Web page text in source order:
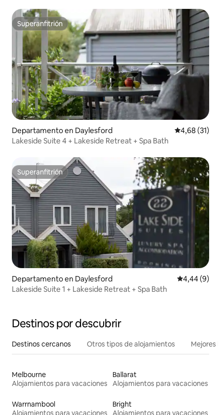
Superanfitrión
Superanfitrión
Departamento en Daylesford Calificación
4,68 (31)
Lakeside Suite 4 + Lakeside Retreat + Spa Bath
Superanfitrión
Superanfitrión
Departamento en Daylesford Calificación
4,44 (9)
Lakeside Suite 1 + Lakeside Retreat + Spa Bath
Destinos por descubrir
Destinos cercanos Otros tipos de alojamientos Mejores
Melbourne
Alojamientos para vacaciones
Ballarat
Alojamientos para vacaciones
Warrnambool
Alojamientos para vacaciones
Bright
Alojamientos para vacaciones